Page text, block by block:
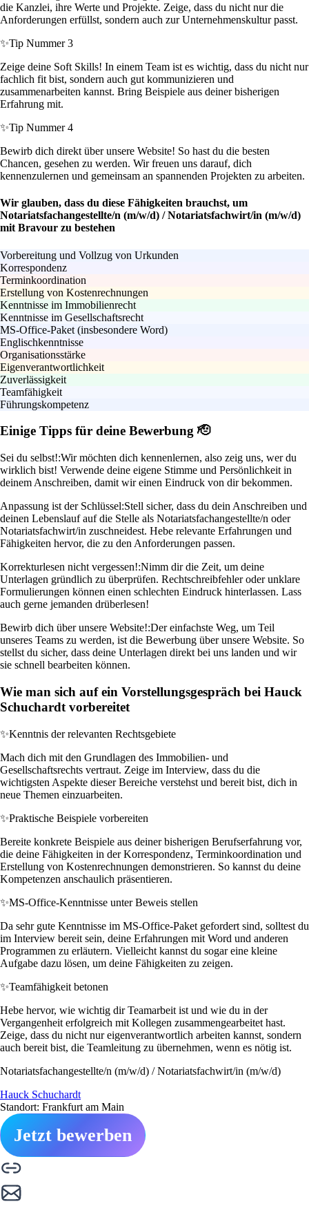
die Kanzlei, ihre Werte und Projekte. Zeige, dass du nicht nur die
Anforderungen erfüllst, sondern auch zur Unternehmenskultur passt.
✨Tip Nummer 3
Zeige deine Soft Skills! In einem Team ist es wichtig, dass du nicht nur
fachlich fit bist, sondern auch gut kommunizieren und
zusammenarbeiten kannst. Bring Beispiele aus deiner bisherigen
Erfahrung mit.
✨Tip Nummer 4
Bewirb dich direkt über unsere Website! So hast du die besten
Chancen, gesehen zu werden. Wir freuen uns darauf, dich
kennenzulernen und gemeinsam an spannenden Projekten zu arbeiten.
Wir glauben, dass du diese Fähigkeiten brauchst, um
Notariatsfachangestellte/n (m/w/d) / Notariatsfachwirt/in (m/w/d)
mit Bravour zu bestehen
Vorbereitung und Vollzug von Urkunden
Korrespondenz
Terminkoordination
Erstellung von Kostenrechnungen
Kenntnisse im Immobilienrecht
Kenntnisse im Gesellschaftsrecht
MS-Office-Paket (insbesondere Word)
Englischkenntnisse
Organisationsstärke
Eigenverantwortlichkeit
Zuverlässigkeit
Teamfähigkeit
Führungskompetenz
Einige Tipps für deine Bewerbung 🫡
Sei du selbst!:Wir möchten dich kennenlernen, also zeig uns, wer du
wirklich bist! Verwende deine eigene Stimme und Persönlichkeit in
deinem Anschreiben, damit wir einen Eindruck von dir bekommen.
Anpassung ist der Schlüssel:Stell sicher, dass du dein Anschreiben und
deinen Lebenslauf auf die Stelle als Notariatsfachangestellte/n oder
Notariatsfachwirt/in zuschneidest. Hebe relevante Erfahrungen und
Fähigkeiten hervor, die zu den Anforderungen passen.
Korrekturlesen nicht vergessen!:Nimm dir die Zeit, um deine
Unterlagen gründlich zu überprüfen. Rechtschreibfehler oder unklare
Formulierungen können einen schlechten Eindruck hinterlassen. Lass
auch gerne jemanden drüberlesen!
Bewirb dich über unsere Website!:Der einfachste Weg, um Teil
unseres Teams zu werden, ist die Bewerbung über unsere Website. So
stellst du sicher, dass deine Unterlagen direkt bei uns landen und wir
sie schnell bearbeiten können.
Wie man sich auf ein Vorstellungsgespräch bei Hauck
Schuchardt vorbereitet
✨Kenntnis der relevanten Rechtsgebiete
Mach dich mit den Grundlagen des Immobilien- und
Gesellschaftsrechts vertraut. Zeige im Interview, dass du die
wichtigsten Aspekte dieser Bereiche verstehst und bereit bist, dich in
neue Themen einzuarbeiten.
✨Praktische Beispiele vorbereiten
Bereite konkrete Beispiele aus deiner bisherigen Berufserfahrung vor,
die deine Fähigkeiten in der Korrespondenz, Terminkoordination und
Erstellung von Kostenrechnungen demonstrieren. So kannst du deine
Kompetenzen anschaulich präsentieren.
✨MS-Office-Kenntnisse unter Beweis stellen
Da sehr gute Kenntnisse im MS-Office-Paket gefordert sind, solltest du
im Interview bereit sein, deine Erfahrungen mit Word und anderen
Programmen zu erläutern. Vielleicht kannst du sogar eine kleine
Aufgabe dazu lösen, um deine Fähigkeiten zu zeigen.
✨Teamfähigkeit betonen
Hebe hervor, wie wichtig dir Teamarbeit ist und wie du in der
Vergangenheit erfolgreich mit Kollegen zusammengearbeitet hast.
Zeige, dass du nicht nur eigenverantwortlich arbeiten kannst, sondern
auch bereit bist, die Teamleitung zu übernehmen, wenn es nötig ist.
Notariatsfachangestellte/n (m/w/d) / Notariatsfachwirt/in (m/w/d)
Hauck Schuchardt
Standort: Frankfurt am Main
Jetzt bewerben